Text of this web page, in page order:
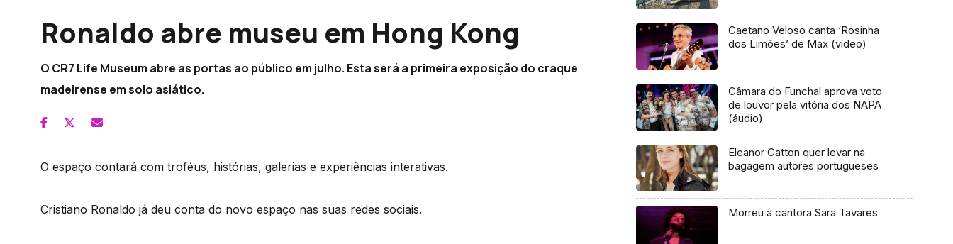
Ronaldo abre museu em Hong Kong
O CR7 Life Museum abre as portas ao público em julho. Esta será a primeira exposição do craque
madeirense em solo asiático.
O espaço contará com troféus, histórias, galerias e experiências interativas.
Cristiano Ronaldo já deu conta do novo espaço nas suas redes sociais.
Caetano Veloso canta ‘Rosinha
dos Limões’ de Max (vídeo)
Câmara do Funchal aprova voto
de louvor pela vitória dos NAPA
(áudio)
Eleanor Catton quer levar na
bagagem autores portugueses
Morreu a cantora Sara Tavares